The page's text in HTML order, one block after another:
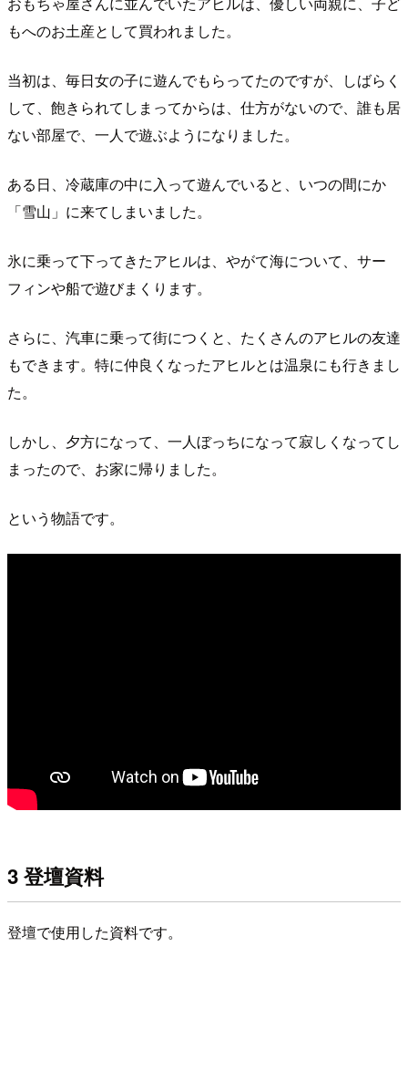
もへのお土産として買われました。
当初は、毎日女の子に遊んでもらってたのですが、しばらく
して、飽きられてしまってからは、仕方がないので、誰も居
ない部屋で、一人で遊ぶようになりました。
ある日、冷蔵庫の中に入って遊んでいると、いつの間にか
「雪山」に来てしまいました。
氷に乗って下ってきたアヒルは、やがて海について、サー
フィンや船で遊びまくります。
さらに、汽車に乗って街につくと、たくさんのアヒルの友達
もできます。特に仲良くなったアヒルとは温泉にも行きまし
た。
しかし、夕方になって、一人ぼっちになって寂しくなってし
まったので、お家に帰りました。
という物語です。
3 登壇資料
登壇で使用した資料です。